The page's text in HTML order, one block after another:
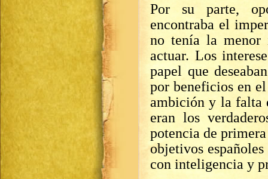
Por su parte,
encontraba el
no tenía la menor
actuar. Los
papel que
por beneficios en
ambición y la falta
eran los
potencia de
objetivos
con inteligencia y